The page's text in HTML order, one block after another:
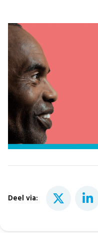
Deel via: